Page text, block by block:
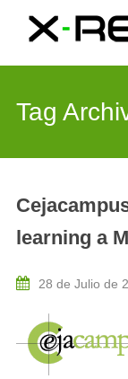
Tag
learning a
28 de Julio de